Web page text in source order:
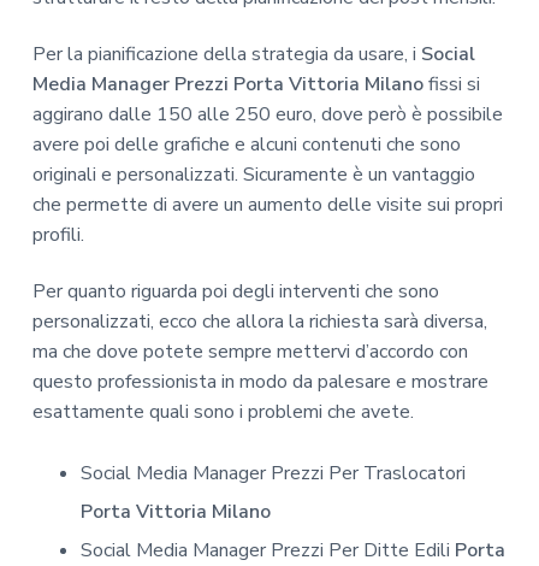
Per la pianificazione della strategia da usare, i Social
Media Manager Prezzi Porta Vittoria Milanofissi si
aggirano dalle 150 alle 250 euro, dove però è possibile
avere poi delle grafiche e alcuni contenuti che sono
originali e personalizzati. Sicuramente è un vantaggio
che permette di avere un aumento delle visite sui propri
profili.
Per quanto riguarda poi degli interventi che sono
personalizzati, ecco che allora la richiesta sarà diversa,
ma che dove potete sempre mettervi d’accordo con
questo professionista in modo da palesare e mostrare
esattamente quali sono i problemi che avete.
Social Media Manager Prezzi Per Traslocatori
Porta Vittoria Milano
Social Media Manager Prezzi Per Ditte Edili Porta